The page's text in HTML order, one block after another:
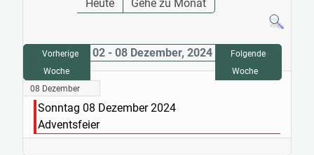
Heute
Gehe zu Monat
Vorherige
Woche
02 - 08 Dezember, 2024
Folgende
Woche
08 Dezember
Sonntag 08 Dezember 2024
Adventsfeier